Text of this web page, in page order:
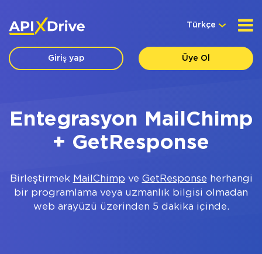
Türkçe
Giriş yap Üye Ol
Entegrasyon MailChimp
+ GetResponse
Birleştirmek MailChimp ve GetResponse herhangi
bir programlama veya uzmanlık bilgisi olmadan
web arayüzü üzerinden 5 dakika içinde.